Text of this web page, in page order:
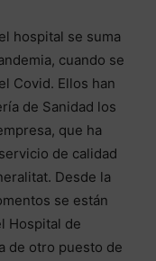
hospital se suma
cuando se
Covid. Ellos han
de Sanidad los
que ha
de calidad
Desde la
se están
Hospital de
de otro puesto de